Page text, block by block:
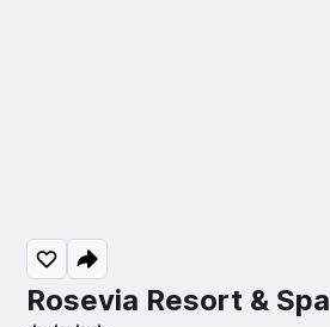
Rosevia Resort & Spa